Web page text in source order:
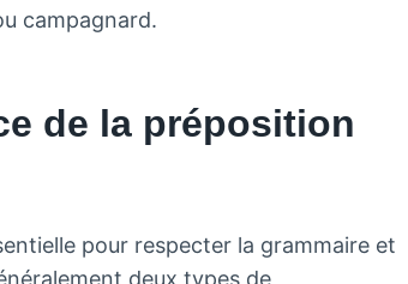
campagnard.
de la préposition
pour respecter la grammaire et
deux types de